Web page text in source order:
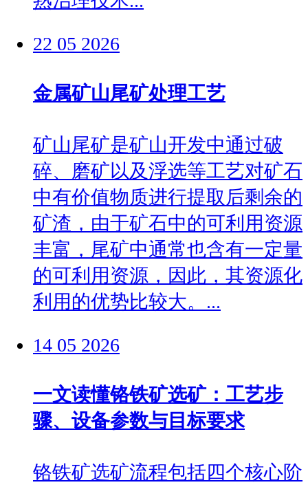
22 05 2026
金属矿山尾矿处理工艺
矿山尾矿是矿山开发中通过破
碎、磨矿以及浮选等工艺对矿石
中有价值物质进行提取后剩余的
矿渣，由于矿石中的可利用资源
丰富，尾矿中通常也含有一定量
的可利用资源，因此，其资源化
利用的优势比较大。...
14 05 2026
一文读懂铬铁矿选矿：工艺步
骤、设备参数与目标要求
铬铁矿选矿流程包括四个核心阶